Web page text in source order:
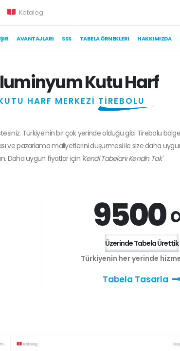
Katalog
AVANTAJLARI SSS TABELA ÖRNEKLERI HAKKIMIZDA
Kutu Harf
HARF MERKEZİ TİREBOLU
Türkiye'nin bir çok yerinde olduğu gibi Tirebolu
ve pazarlama maliyetlerini düşürmesi ile size daha
Daha uygun fiyatlar için 'Kendi Tabelanı Kendin Tak'
9500
Üzerinde Tabela Ürettik
Türkiyenin her yerinde
Tabela Tasarla